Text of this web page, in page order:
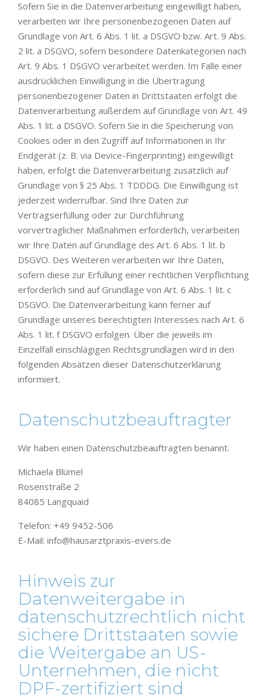
Sofern Sie in die Datenverarbeitung eingewilligt haben,
verarbeiten wir Ihre personenbezogenen Daten auf
Grundlage von Art. 6 Abs. 1 lit. a DSGVO bzw. Art. 9 Abs.
2 lit. a DSGVO, sofern besondere Datenkategorien nach
Art. 9 Abs. 1 DSGVO verarbeitet werden. Im Falle einer
ausdrücklichen Einwilligung in die Übertragung
personenbezogener Daten in Drittstaaten erfolgt die
Datenverarbeitung außerdem auf Grundlage von Art. 49
Abs. 1 lit. a DSGVO. Sofern Sie in die Speicherung von
Cookies oder in den Zugriff auf Informationen in Ihr
Endgerät (z. B. via Device-Fingerprinting) eingewilligt
haben, erfolgt die Datenverarbeitung zusätzlich auf
Grundlage von § 25 Abs. 1 TDDDG. Die Einwilligung ist
jederzeit widerrufbar. Sind Ihre Daten zur
Vertragserfüllung oder zur Durchführung
vorvertraglicher Maßnahmen erforderlich, verarbeiten
wir Ihre Daten auf Grundlage des Art. 6 Abs. 1 lit. b
DSGVO. Des Weiteren verarbeiten wir Ihre Daten,
sofern diese zur Erfüllung einer rechtlichen Verpflichtung
erforderlich sind auf Grundlage von Art. 6 Abs. 1 lit. c
DSGVO. Die Datenverarbeitung kann ferner auf
Grundlage unseres berechtigten Interesses nach Art. 6
Abs. 1 lit. f DSGVO erfolgen. Über die jeweils im
Einzelfall einschlägigen Rechtsgrundlagen wird in den
folgenden Absätzen dieser Datenschutzerklärung
informiert.
Datenschutz­beauftragter
Wir haben einen Datenschutzbeauftragten benannt.
Michaela Blümel
Rosenstraße 2
84085 Langquaid
Telefon: +49 9452-506
E-Mail: info@hausarztpraxis-evers.de
Hinweis zur
Datenweitergabe in
datenschutzrechtlich nicht
sichere Drittstaaten sowie
die Weitergabe an US-
Unternehmen, die nicht
DPF-zertifiziert sind